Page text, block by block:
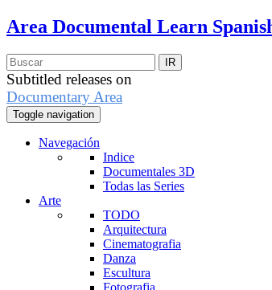
Area Documental Learn
Subtitled releases on
Documentary Area
Toggle navigation
Navegación
Indice
Documentales 3D
Todas las Series
Arte
TODO
Arquitectura
Cinematografia
Danza
Escultura
Fotografia